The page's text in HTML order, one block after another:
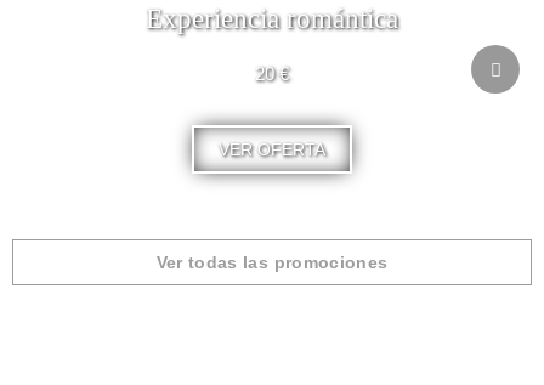
Experiencia romántica
20 €
VER OFERTA
Ver todas las promociones